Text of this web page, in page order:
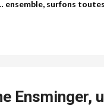
ensemble, surfons
Ensminger,